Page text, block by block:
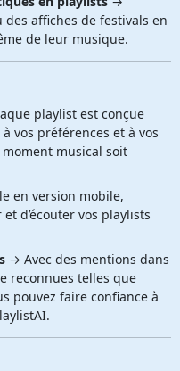
des affiches de festivals en
de leur musique.
playlist est conçue
vos préférences et à vos
musical soit
en version mobile,
d’écouter vos playlists
→ Avec des mentions dans
reconnues telles que
pouvez faire confiance à